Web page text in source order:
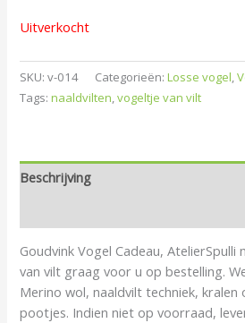
Uitverkocht
SKU:v-014 Categorieën:Losse vogel,
Tags:naaldvilten,vogeltje van vilt
Beschrijving
Goudvink Vogel Cadeau,
van vilt graag voor u op bestelling.
Merino wol, naaldvilt techniek, kralen
pootjes. Indien niet op voorraad,